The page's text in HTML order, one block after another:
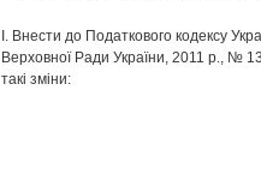
І. Внести до Податкового кодексу
Верховної Ради України, 2011 р., №
такі зміни: